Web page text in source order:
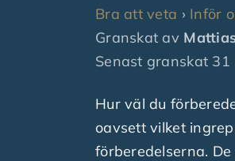
Bra att veta › Inför
Granskat av
Senast granskat 31
Hur väl du
oavsett vilket
förberedelserna.